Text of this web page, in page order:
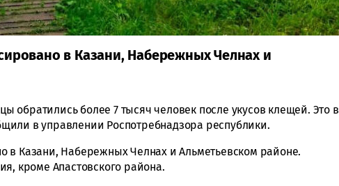
в Казани, Набережных Челнах и
обратились более 7 тысяч человек после укусов клещей. Это в
в управлении Роспотребнадзора республики.
в Казани, Набережных Челнах и Альметьевском районе.
кроме Апастовского района.